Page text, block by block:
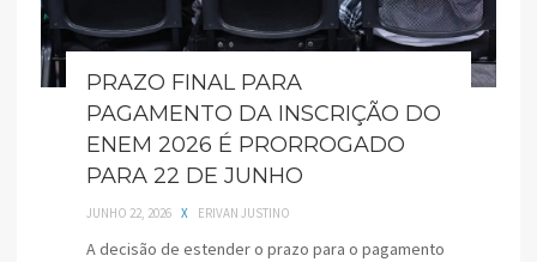
PRAZO FINAL PARA
PAGAMENTO DA INSCRIÇÃO DO
ENEM 2026 É PRORROGADO
PARA 22 DE JUNHO
JUNHO 22, 2026 X ERIVAN JUSTINO
A decisão de estender o prazo para o pagamento